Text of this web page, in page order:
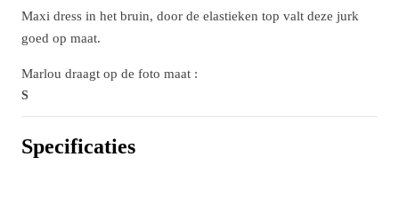
Maxi dress in het bruin, door de elastieken top valt deze jurk
goed op maat.
Marlou draagt op de foto maat :
S
Specificaties